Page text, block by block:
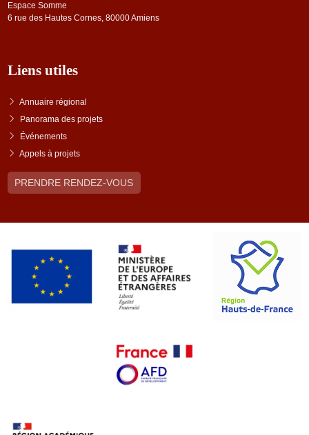
Espace Somme
6 rue des Hautes Cornes, 80000 Amiens
Liens utiles
Annuaire régional
Panorama des projets
Événements
Appels à projets
PRENDRE RENDEZ-VOUS